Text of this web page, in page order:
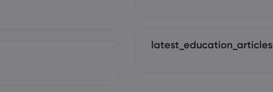
latest_education_articles